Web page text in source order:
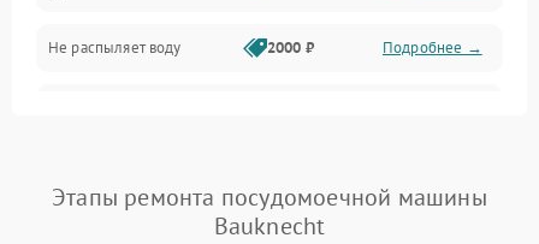
Программное обеспечение
Не распыляет воду 2000 ₽ Подробнее →
Проблемы с набором
воды
1800 ₽ Подробнее →
Этапы ремонта посудомоечной машины
Bauknecht